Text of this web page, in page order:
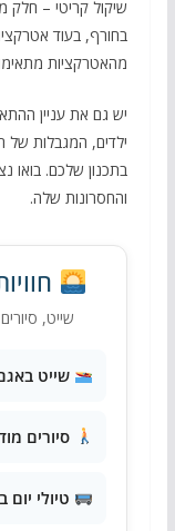
שיקול קריטי – חלק
בחורף, בעוד
מהאטרקציות
יש גם את עניין
ילדים, המגבלות
בתכנון שלכם. בואו
והחסרונות שלה.
שייט,
שייט
סיורים
טיולי יום